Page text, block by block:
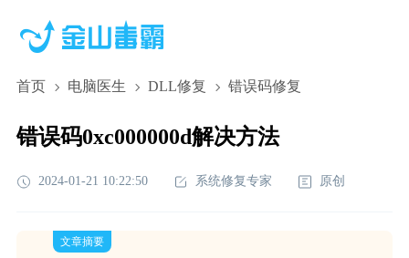
首页 电脑医生 DLL修复 错误码修复
错误码0xc000000d解决方法
2024-01-21 10:22:50 系统修复专家 原创
文章摘要